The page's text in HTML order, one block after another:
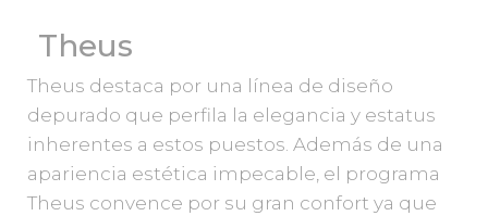
Theus
Theus destaca por una línea de diseño
depurado que perfila la elegancia y estatus
inherentes a estos puestos. Además de una
apariencia estética impecable, el programa
Theus convence por su gran confort ya que